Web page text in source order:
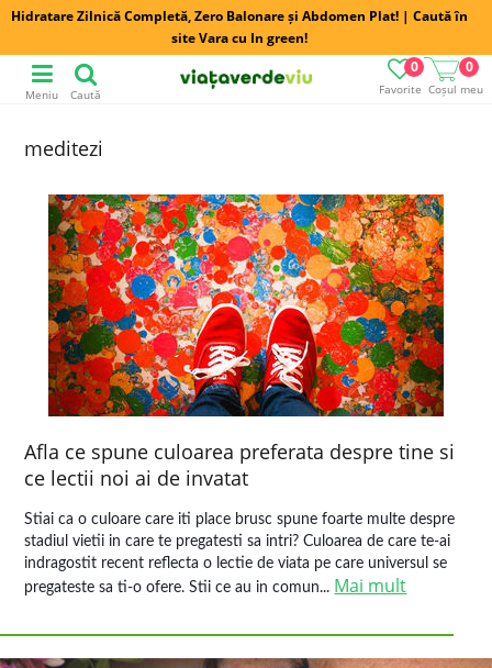
Hidratare Zilnică Completă, Zero Balonare și Abdomen Plat! | Caută în
site Vara cu In green!
Favorite
0
Coșul meu
0
Meniu Caută
meditezi
Afla ce spune culoarea preferata despre tine si
ce lectii noi ai de invatat
Stiai ca o culoare care iti place brusc spune foarte multe despre
stadiul vietii in care te pregatesti sa intri? Culoarea de care te-ai
indragostit recent reflecta o lectie de viata pe care universul se
pregateste sa ti-o ofere. Stii ce au in comun... Mai mult